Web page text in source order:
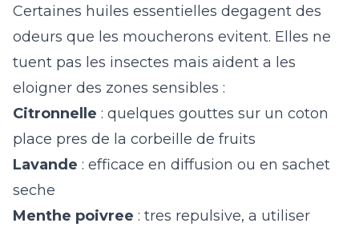
Certaines huiles essentielles degagent des
odeurs que les moucherons evitent. Elles ne
tuent pas les insectes mais aident a les
eloigner des zones sensibles :
Citronnelle : quelques gouttes sur un coton
place pres de la corbeille de fruits
Lavande : efficace en diffusion ou en sachet
seche
Menthe poivree : tres repulsive, a utiliser